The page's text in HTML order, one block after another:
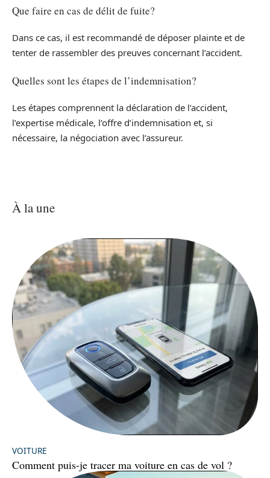
Que faire en cas de délit de fuite?
Dans ce cas, il est recommandé de déposer plainte et de
tenter de rassembler des preuves concernant l’accident.
Quelles sont les étapes de l’indemnisation?
Les étapes comprennent la déclaration de l’accident,
l’expertise médicale, l’offre d’indemnisation et, si
nécessaire, la négociation avec l’assureur.
À la une
VOITURE
Comment puis-je tracer ma voiture en cas de vol ?